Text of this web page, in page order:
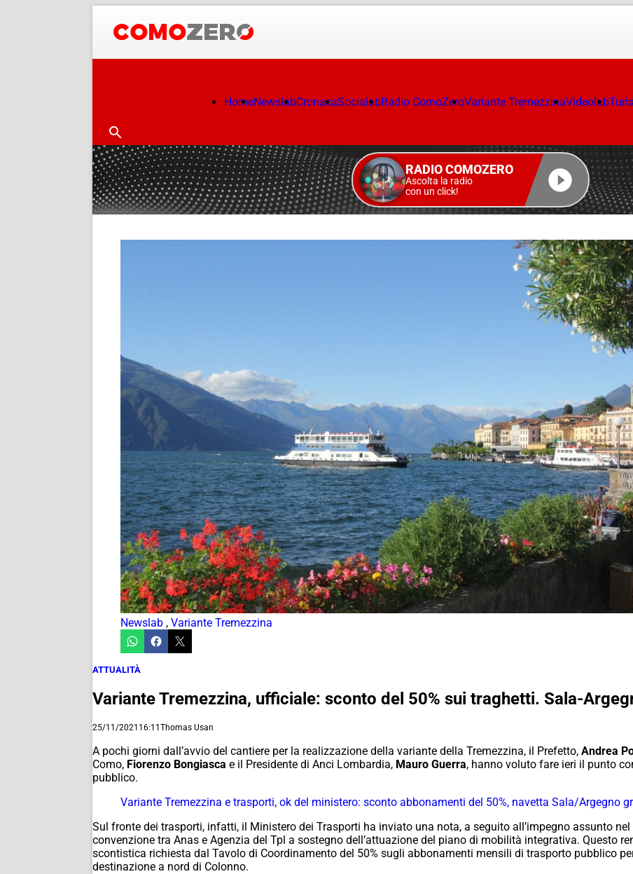
HomeNewslabCronacaSocialabRadio ComoZeroVariante TremezzinaVideolab
RADIO COMOZERO
Ascolta la radio
con un click!
Newslab , Variante Tremezzina
ATTUALITÀ
Variante Tremezzina, ufficiale: sconto del 50% sui traghetti. Sala-
25/11/2021 16:11Thomas Usan
A pochi giorni dall’avvio del cantiere per la realizzazione della variante della Tremezzina, il Prefetto, Andrea
Como, Fiorenzo Bongiasca e il Presidente di Anci Lombardia, Mauro Guerra, hanno voluto fare ieri il punto
pubblico.
Variante Tremezzina e trasporti, ok del ministero: sconto abbonamenti del 50%, navetta Sala/Argegno
Sul fronte dei trasporti, infatti, il Ministero dei Trasporti ha inviato una nota, a seguito all’impegno assunto
convenzione tra Anas e Agenzia del Tpl a sostegno dell’attuazione del piano di mobilità integrativa. Questo
scontistica richiesta dal Tavolo di Coordinamento del 50% sugli abbonamenti mensili di trasporto pubblico
destinazione a nord di Colonno.